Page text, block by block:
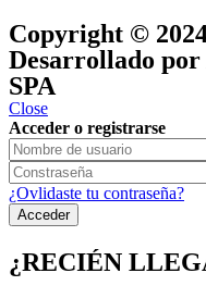
Copyright ©
Desarrollado
SPA
Close
Acceder o registrarse
¿Ovlidaste tu contraseña?
¿RECIÉN